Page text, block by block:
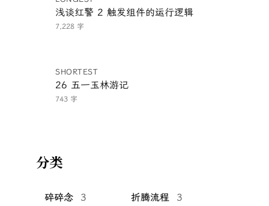
浅谈红警 2 触发组件的运行逻辑
7,228 字
SHORTEST
26 五一玉林游记
743 字
分类
碎碎念 3 折腾流程 3